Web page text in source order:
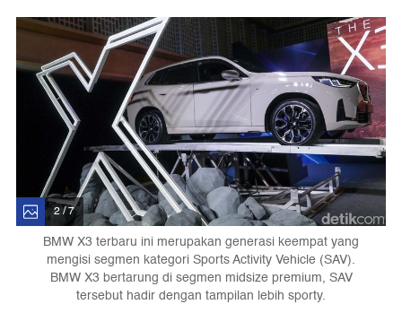
2 / 7
BMW X3 terbaru ini merupakan generasi keempat yang
mengisi segmen kategori Sports Activity Vehicle (SAV).
BMW X3 bertarung di segmen midsize premium, SAV
tersebut hadir dengan tampilan lebih sporty.